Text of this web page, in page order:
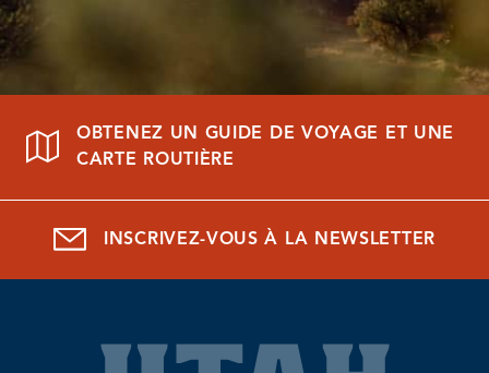
OBTENEZ UN GUIDE DE VOYAGE ET UNE
CARTE ROUTIÈRE
INSCRIVEZ-VOUS À LA NEWSLETTER